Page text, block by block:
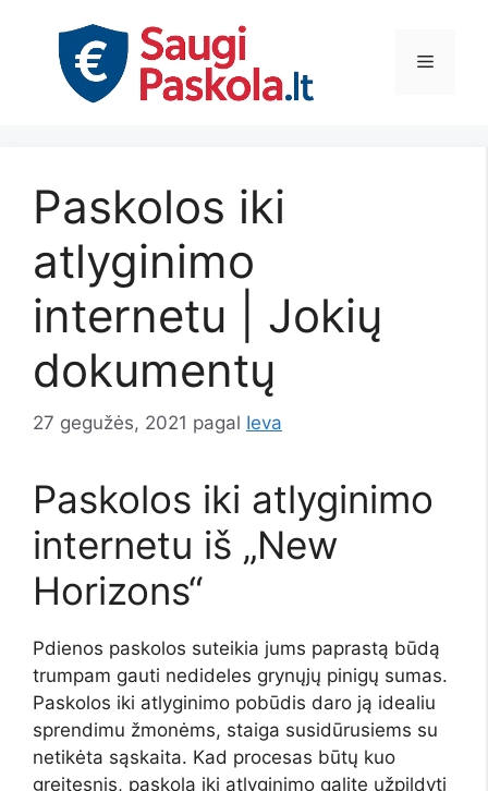
Meniu
Paskolos iki
atlyginimo
internetu | Jokių
dokumentų
27 gegužės, 2021 pagal Ieva
Paskolos iki atlyginimo
internetu iš „New
Horizons“
Pdienos paskolos suteikia jums paprastą būdą
trumpam gauti nedideles grynųjų pinigų sumas.
Paskolos iki atlyginimo pobūdis daro ją idealiu
sprendimu žmonėms, staiga susidūrusiems su
netikėta sąskaita. Kad procesas būtų kuo
greitesnis, paskolą iki atlyginimo galite užpildyti